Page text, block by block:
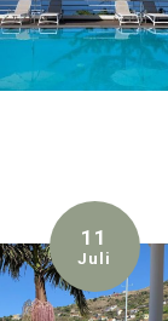
11
Juli